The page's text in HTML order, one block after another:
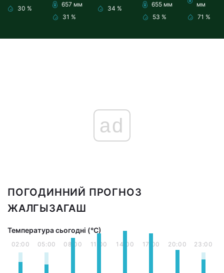
30 %
657 мм
31 %
34 %
655 мм
53 %
мм
71 %
ad
ПОГОДИННИЙ ПРОГНОЗ
ЖАЛГЫЗАГАШ
Температура сьогодні (°С)
02:00 05:00 08:00 11:00 14:00 17:00 20:00 23:00